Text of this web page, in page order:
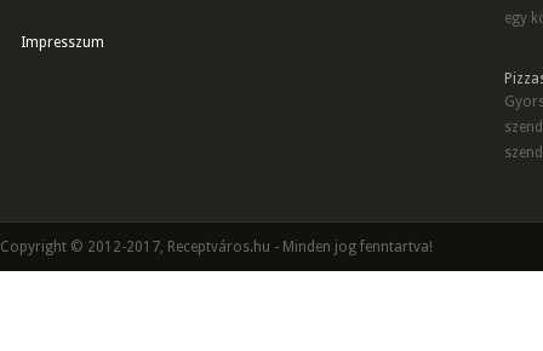
Impresszum
egy
Copyright © 2012-2017, Receptváros.hu - Minden jog fenntartva!